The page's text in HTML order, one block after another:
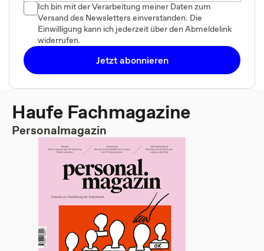
Ich bin mit der Verarbeitung meiner Daten zum
Versand des Newsletters einverstanden. Die
Einwilligung kann ich jederzeit über den Abmeldelink
widerrufen.
Jetzt abonnieren
Haufe Fachmagazine
Personalmagazin